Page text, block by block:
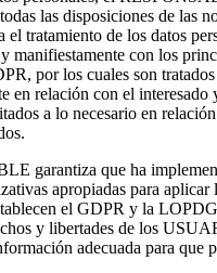
las disposiciones de las
tratamiento de los datos
manifiestamente con los
por los cuales son
en relación con el interesado
a lo necesario en
garantiza que ha
apropiadas para aplicar
el GDPR y la
y libertades de los
adecuada para que